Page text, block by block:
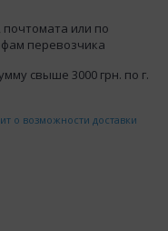
или по
перевозчика
свыше 3000 грн. по г.
о возможности доставки